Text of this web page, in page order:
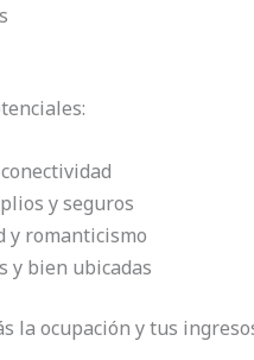
y seguros
y romanticismo
y bien ubicadas
la ocupación y tus